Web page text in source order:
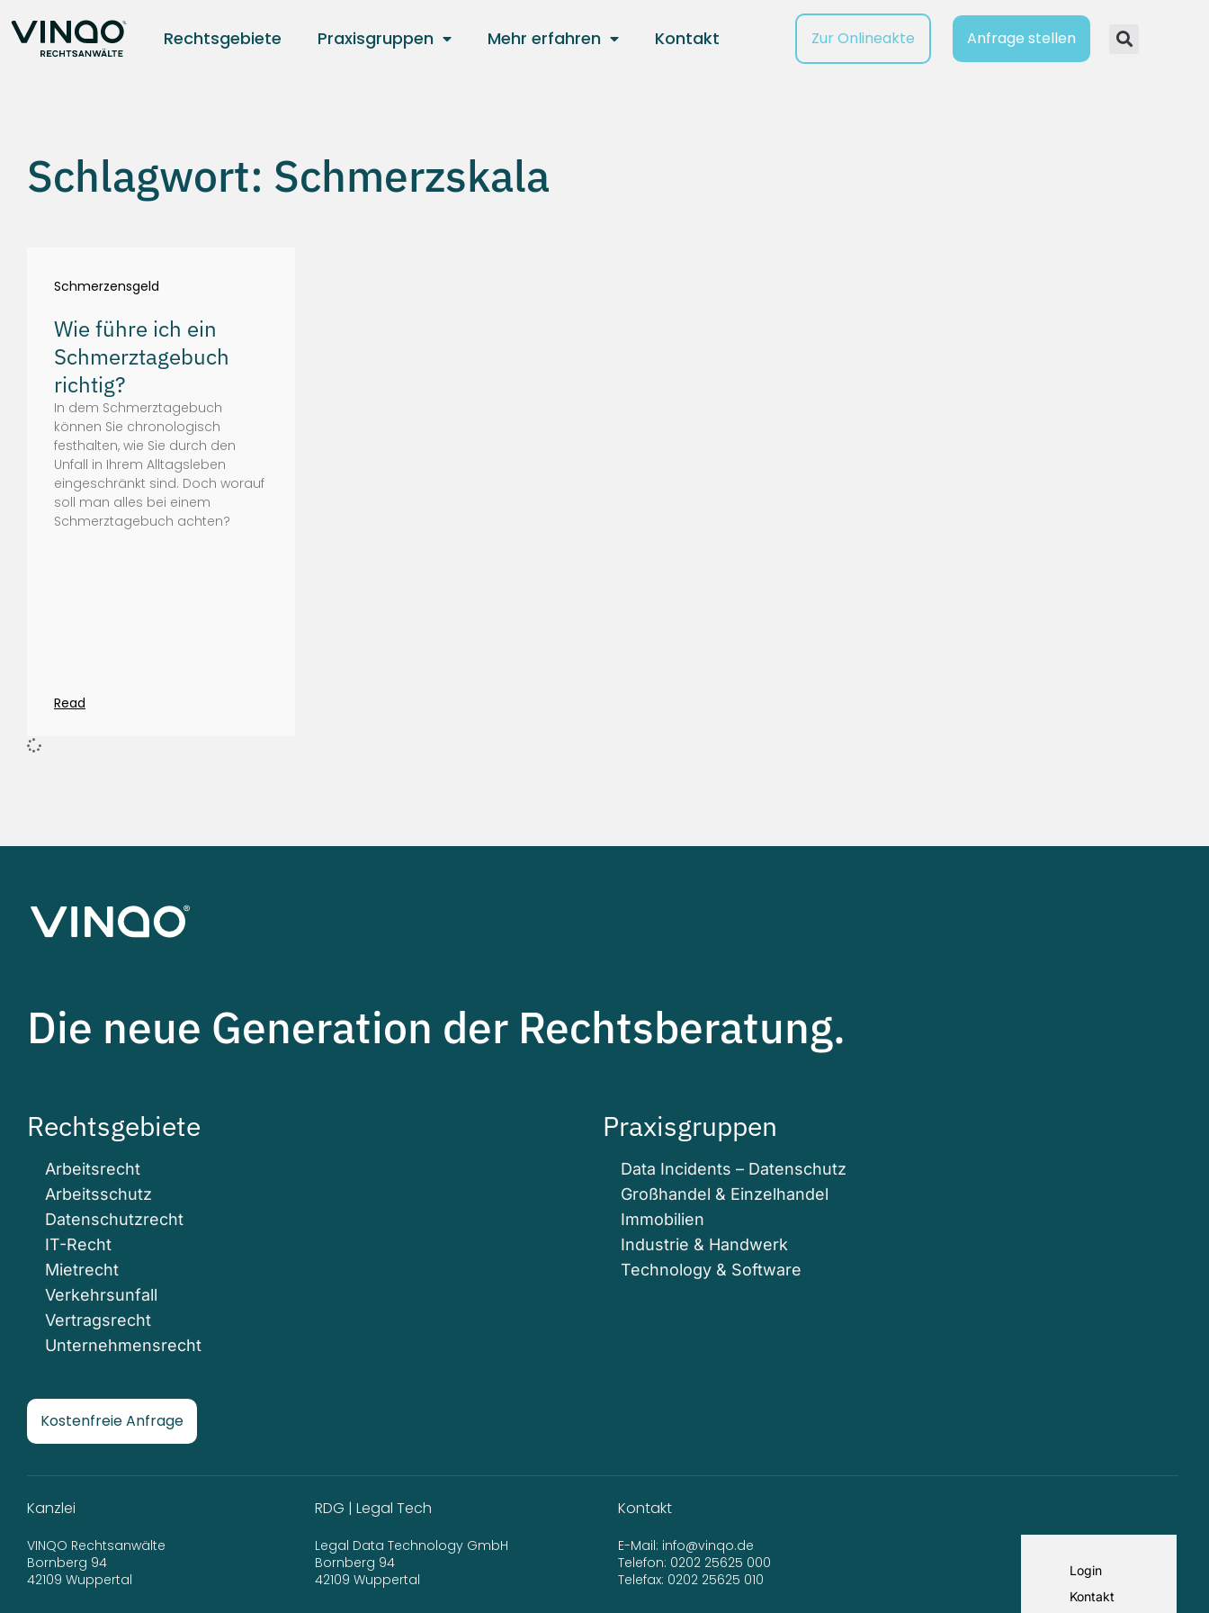
Rechtsgebiete Praxisgruppen Mehr erfahren Kontakt Zur Onlineakte Anfrage stellen
Schlagwort: Schmerzskala
Schmerzensgeld
Wie führe ich ein
Schmerztagebuch
richtig?
In dem Schmerztagebuch
können Sie chronologisch
festhalten, wie Sie durch den
Unfall in Ihrem Alltagsleben
eingeschränkt sind. Doch worauf
soll man alles bei einem
Schmerztagebuch achten?
Read
Die neue Generation der Rechtsberatung.
Rechtsgebiete
Arbeitsrecht
Arbeitsschutz
Datenschutzrecht
IT-Recht
Mietrecht
Verkehrsunfall
Vertragsrecht
Unternehmensrecht
Praxisgruppen
Data Incidents – Datenschutz
Großhandel & Einzelhandel
Immobilien
Industrie & Handwerk
Technology & Software
Kostenfreie Anfrage
Kanzlei
VINQO Rechtsanwälte
Bornberg 94
42109 Wuppertal
RDG | Legal Tech
Legal Data Technology GmbH
Bornberg 94
42109 Wuppertal
Kontakt
E-Mail: info@vinqo.de
Telefon: 0202 25625 000
Telefax: 0202 25625 010
Login
Kontakt